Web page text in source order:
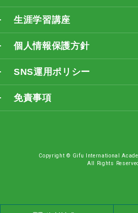
生涯学習講座
個人情報保護方針
SNS運用ポリシー
免責事項
Copyright © Gifu International
All Rights Reserved